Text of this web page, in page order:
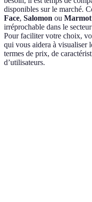
disponibles sur le marché.
Face, Salomon ou Marmot
irréprochable dans le
Pour faciliter votre choix,
qui vous aidera à visualiser
termes de prix, de
d’utilisateurs.